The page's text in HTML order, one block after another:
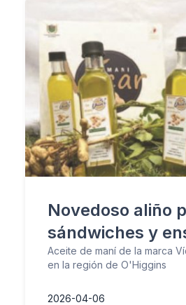
Novedoso aliño
sándwiches y
Aceite de maní de la marca
en la región de O'Higgins
2026-04-06